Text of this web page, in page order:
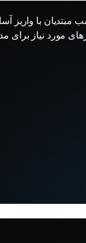
با واریز
مورد نیاز برای